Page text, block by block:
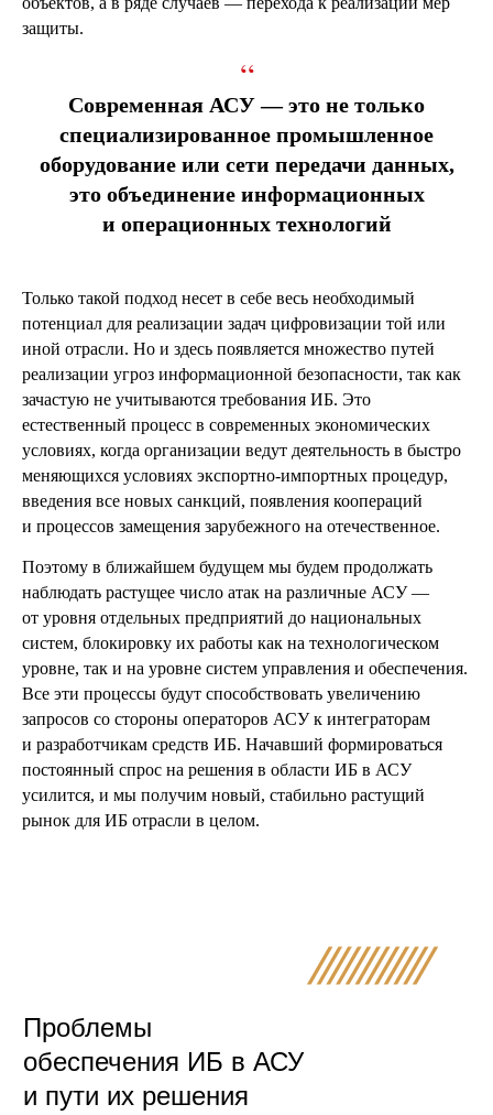
защиты.
“
Современная АСУ — это не только
специализированное промышленное
оборудование или сети передачи данных,
это объединение информационных
и операционных технологий
Только такой подход несет в себе весь необходимый
потенциал для реализации задач цифровизации той или
иной отрасли. Но и здесь появляется множество путей
реализации угроз информационной безопасности, так как
зачастую не учитываются требования ИБ. Это
естественный процесс в современных экономических
условиях, когда организации ведут деятельность в быстро
меняющихся условиях экспортно-импортных процедур,
введения все новых санкций, появления коопераций
и процессов замещения зарубежного на отечественное.
Поэтому в ближайшем будущем мы будем продолжать
наблюдать растущее число атак на различные АСУ —
от уровня отдельных предприятий до национальных
систем, блокировку их работы как на технологическом
уровне, так и на уровне систем управления и обеспечения.
Все эти процессы будут способствовать увеличению
запросов со стороны операторов АСУ к интеграторам
и разработчикам средств ИБ. Начавший формироваться
постоянный спрос на решения в области ИБ в АСУ
усилится, и мы получим новый, стабильно растущий
рынок для ИБ отрасли в целом.
Проблемы
обеспечения ИБ в АСУ
и пути их решения